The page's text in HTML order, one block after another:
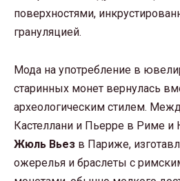
поверхностями,
грануляцией.
Мода на употребление в
старинных монет вернулась
археологическим стилем.
Кастеллани и Пьерре в Риме и
Жюль Вьез в Париже,
ожерелья и браслеты с